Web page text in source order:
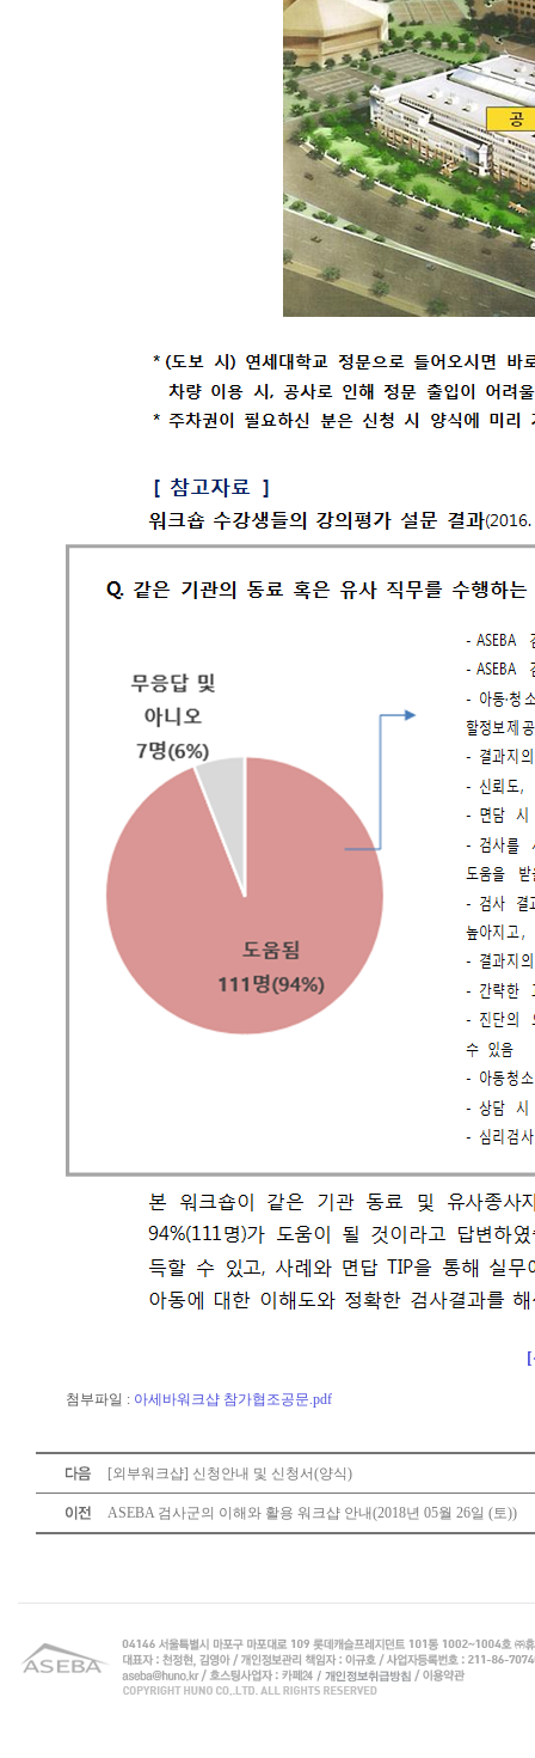
첨부파일 : 아세바워크샵 참가협조공문.pdf
[외부워크샵] 신청안내 및 신청서(양식)
ASEBA 검사군의 이해와 활용 워크샵 안내(2018년 05월 26일 (토))